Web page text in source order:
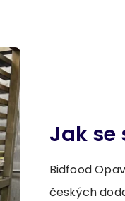
Jak se
Bidfood
českých